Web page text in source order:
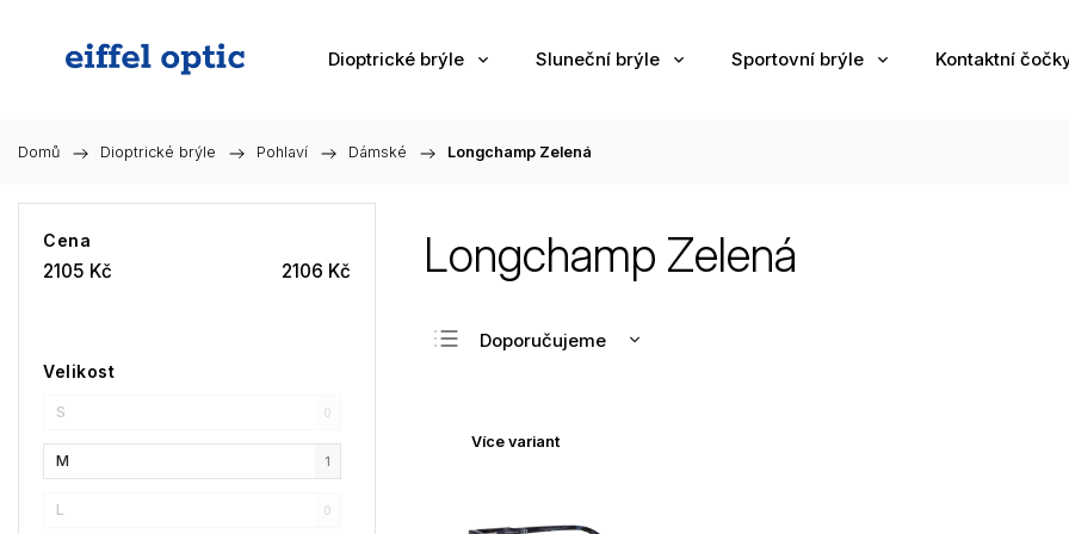
Dioptrické brýle Sluneční brýle Sportovní brýle Kontaktní
Domů / Dioptrické brýle / Pohlaví / Dámské / Longchamp Zelená
Cena
2105 Kč 2106 Kč
Velikost
S 0
M 1
L 0
Longchamp Zelená
Doporučujeme
Nejprodávanější
Více variant